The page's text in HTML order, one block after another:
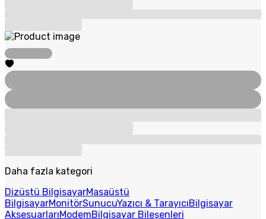
Daha fazla kategori
Dizüstü BilgisayarMasaüstü
BilgisayarMonitörSunucuYazıcı & TarayıcıBilgisayar
AksesuarlarıModemBilgisayar Bileşenleri